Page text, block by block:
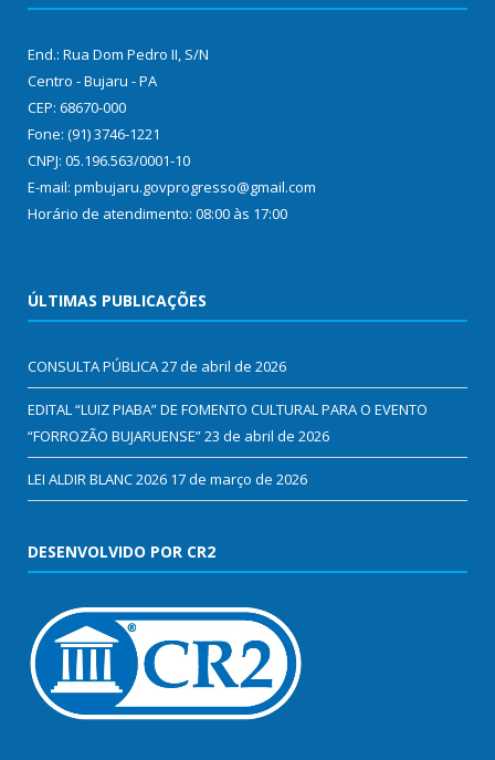
End.: Rua Dom Pedro II, S/N
Centro - Bujaru - PA
CEP: 68670-000
Fone: (91) 3746-1221
CNPJ: 05.196.563/0001-10
E-mail: pmbujaru.govprogresso@gmail.com
Horário de atendimento: 08:00 às 17:00
ÚLTIMAS PUBLICAÇÕES
CONSULTA PÚBLICA27 de abril de 2026
EDITAL “LUIZ PIABA” DE FOMENTO CULTURAL PARA O EVENTO
“FORROZÃO BUJARUENSE”23 de abril de 2026
LEI ALDIR BLANC 2026 17 de março de 2026
DESENVOLVIDO POR CR2